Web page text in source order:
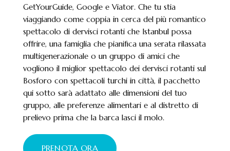
GetYourGuide, Google e Viator. Che tu stia
viaggiando come coppia in cerca del più romantico
spettacolo di dervisci rotanti che Istanbul possa
offrire, una famiglia che pianifica una serata rilassata
multigenerazionale o un gruppo di amici che
vogliono il miglior spettacolo dei dervisci rotanti sul
Bosforo con spettacoli turchi in città, il pacchetto
qui sotto sarà adattato alle dimensioni del tuo
gruppo, alle preferenze alimentari e al distretto di
prelievo prima che la barca lasci il molo.
PRENOTA ORA